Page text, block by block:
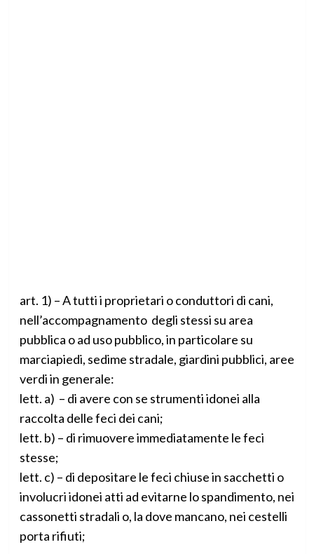
art. 1) – A tutti i proprietari o conduttori di cani,
nell’accompagnamento degli stessi su area
pubblica o ad uso pubblico, in particolare su
marciapiedi, sedime stradale, giardini pubblici, aree
verdi in generale:
lett. a) – di avere con se strumenti idonei alla
raccolta delle feci dei cani;
lett. b) – di rimuovere immediatamente le feci
stesse;
lett. c) – di depositare le feci chiuse in sacchetti o
involucri idonei atti ad evitarne lo spandimento, nei
cassonetti stradali o, la dove mancano, nei cestelli
porta rifiuti;